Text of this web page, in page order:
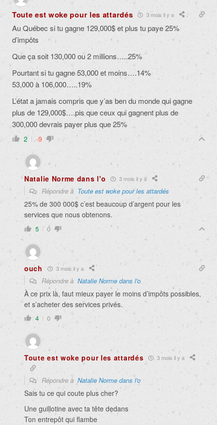
Toute est woke pour les attardés 3 mois il y a
Au Québec si tu gagne 129,000$ et plus tu paye 25%
d’impôts
Que ça soit 130,000 ou 2 millions…..25%
Pourtant si tu gagne 53,000 et moins….14%
53,000 à 106,000…..19%
L’état a jamais compris que y’as ben du monde qui gagne
plus de 129,000$….pis que ceux qui gagnent plus de
300,000 devrais payer plus que 25%
2 -9
Natalie Norme dans l'o 3 mois il y a
Répondre à Toute est woke pour les attardés
25% de 300 000$ c’est beaucoup d’argent pour les
services que nous obtenons.
5 0
ouch 3 mois il y a
Répondre à Natalie Norme dans l'o
À ce prix là, faut mieux payer le moins d’impôts possibles,
et s’acheter des services privés.
4 0
Toute est woke pour les attardés 3 mois il y a
Répondre à Natalie Norme dans l'o
Sais tu ce qui coute plus cher?
Une guillotine avec ta tête dedans
Ton entrepôt qui flambe